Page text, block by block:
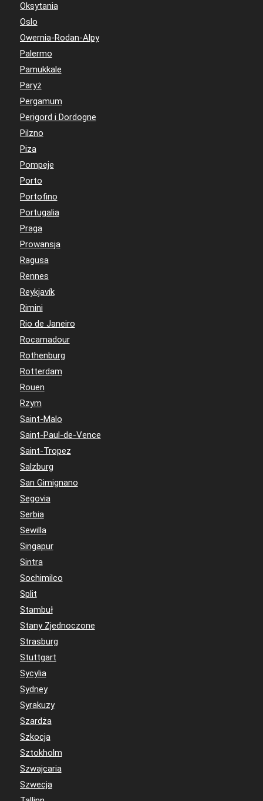
Oksytania
Oslo
Owernia-Rodan-Alpy
Palermo
Pamukkale
Paryż
Pergamum
Perigord i Dordogne
Pilzno
Piza
Pompeje
Porto
Portofino
Portugalia
Praga
Prowansja
Ragusa
Rennes
Reykjavík
Rimini
Rio de Janeiro
Rocamadour
Rothenburg
Rotterdam
Rouen
Rzym
Saint-Malo
Saint-Paul-de-Vence
Saint-Tropez
Salzburg
San Gimignano
Segovia
Serbia
Sewilla
Singapur
Sintra
Sochimilco
Split
Stambuł
Stany Zjednoczone
Strasburg
Stuttgart
Sycylia
Sydney
Syrakuzy
Szardża
Szkocja
Sztokholm
Szwajcaria
Szwecja